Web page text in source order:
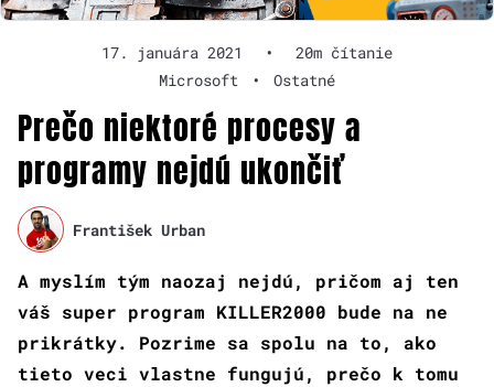
17. januára 2021 •
20m čítanie
Microsoft
• Ostatné
Prečo niektoré procesy a
programy nejdú ukončiť
František Urban
A myslím tým naozaj nejdú, pričom aj ten
váš super program KILLER2000 bude na ne
prikrátky. Pozrime sa spolu na to, ako
tieto veci vlastne fungujú, prečo k tomu